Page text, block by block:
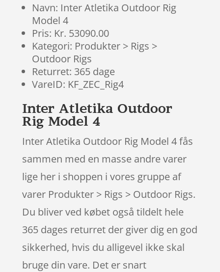
Navn: Inter Atletika Outdoor Rig
Model 4
Pris: Kr. 53090.00
Kategori: Produkter > Rigs >
Outdoor Rigs
Returret: 365 dage
VareID: KF_ZEC_Rig4
Inter Atletika Outdoor
Rig Model 4
Inter Atletika Outdoor Rig Model 4 fås
sammen med en masse andre varer
lige her i shoppen i vores gruppe af
varer Produkter > Rigs > Outdoor Rigs.
Du bliver ved købet også tildelt hele
365 dages returret der giver dig en god
sikkerhed, hvis du alligevel ikke skal
bruge din vare. Det er snart